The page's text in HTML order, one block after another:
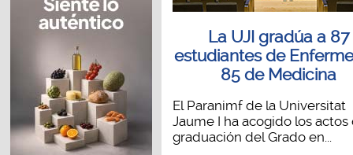
La UJI gradúa a 87
estudiantes de
85 de Medicina
El Paranimf de la Universitat
Jaume I ha acogido los actos
graduación del Grado en...